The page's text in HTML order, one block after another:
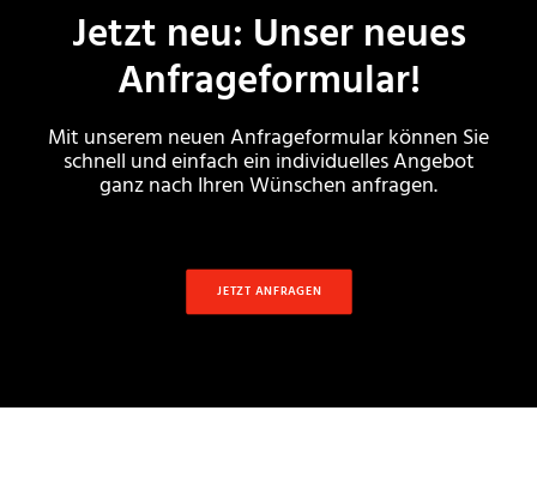
Jetzt neu: Unser neues
Anfrageformular!
Mit unserem neuen Anfrageformular können Sie
schnell und einfach ein individuelles Angebot
ganz nach Ihren Wünschen anfragen.
JETZT ANFRAGEN